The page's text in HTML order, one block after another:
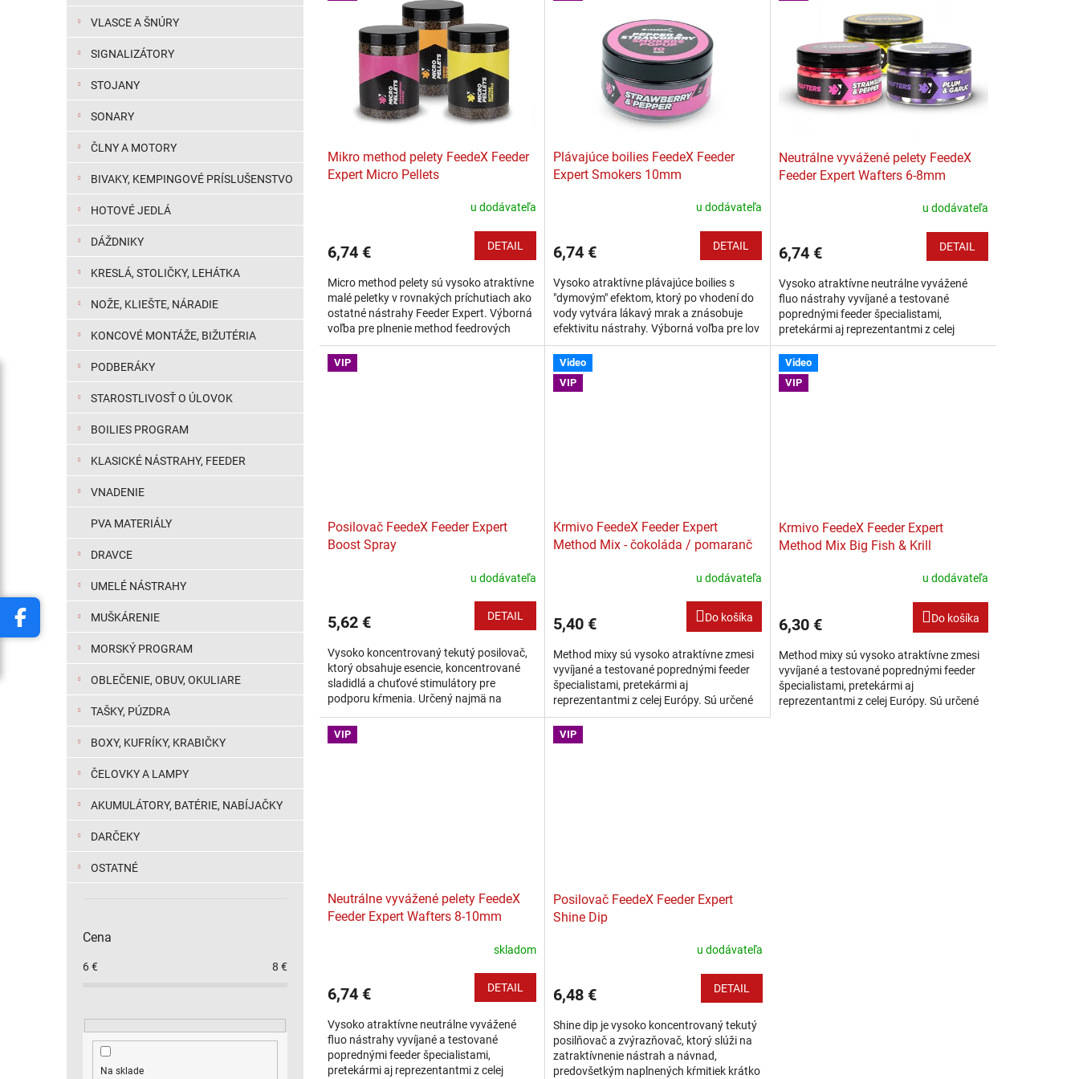
VLASCE A ŠNÚRY
SIGNALIZÁTORY
STOJANY
SONARY
ČLNY A MOTORY
BIVAKY, KEMPINGOVÉ PRÍSLUŠENSTVO
HOTOVÉ JEDLÁ
DÁŽDNIKY
KRESLÁ, STOLIČKY, LEHÁTKA
NOŽE, KLIEŠTE, NÁRADIE
KONCOVÉ MONTÁŽE, BIŽUTÉRIA
PODBERÁKY
STAROSTLIVOSŤ O ÚLOVOK
BOILIES PROGRAM
KLASICKÉ NÁSTRAHY, FEEDER
VNADENIE
PVA MATERIÁLY
DRAVCE
UMELÉ NÁSTRAHY
MUŠKÁRENIE
MORSKÝ PROGRAM
OBLEČENIE, OBUV, OKULIARE
TAŠKY, PÚZDRA
BOXY, KUFRÍKY, KRABIČKY
ČELOVKY A LAMPY
AKUMULÁTORY, BATÉRIE, NABÍJAČKY
DARČEKY
OSTATNÉ
Cena
6€ 8 €
Na sklade
Mikro method pelety FeedeX Feeder
Expert Micro Pellets
u dodávateľa
6,74 € DETAIL
Micro method pelety sú vysoko atraktívne
malé peletky v rovnakých príchutiach ako
ostatné nástrahy Feeder Expert. Výborná
voľba pre plnenie method feedrových
krmítok. Mikro pelety majú vysoko...
Plávajúce boilies FeedeX Feeder
Expert Smokers 10mm
u dodávateľa
6,74 € DETAIL
Vysoko atraktívne plávajúce boilies s
"dymovým" efektom, ktorý po vhodení do
vody vytvára lákavý mrak a znásobuje
efektivitu nástrahy. Výborná voľba pre lov
na feeder, method feeder, krátkodobý...
Neutrálne vyvážené pelety FeedeX
Feeder Expert Wafters 6-8mm
u dodávateľa
6,74 € DETAIL
Vysoko atraktívne neutrálne vyvážené
fluo nástrahy vyvíjané a testované
poprednými feeder špecialistami,
pretekármi aj reprezentantmi z celej
Európy. Neutrálne vyvážené nástrahy v
tvare valčeka...
VIP
Posilovač FeedeX Feeder Expert
Boost Spray
u dodávateľa
5,62 € DETAIL
Vysoko koncentrovaný tekutý posilovač,
ktorý obsahuje esencie, koncentrované
sladidlá a chuťové stimulátory pre
podporu kŕmenia. Určený najmä na
method feeder a...
Video
VIP
Krmivo FeedeX Feeder Expert
Method Mix - čokoláda / pomaranč
u dodávateľa
5,40 € Do košíka
Method mixy sú vysoko atraktívne zmesi
vyvíjané a testované poprednými feeder
špecialistami, pretekármi aj
reprezentantmi z celej Európy. Sú určené
pre plnenie do method feeder krmítiek.
Zloženie...
Video
VIP
Krmivo FeedeX Feeder Expert
Method Mix Big Fish & Krill
u dodávateľa
6,30 € Do košíka
Method mixy sú vysoko atraktívne zmesi
vyvíjané a testované poprednými feeder
špecialistami, pretekármi aj
reprezentantmi z celej Európy. Sú určené
VIP
Neutrálne vyvážené pelety FeedeX
Feeder Expert Wafters 8-10mm
skladom
6,74 € DETAIL
Vysoko atraktívne neutrálne vyvážené
fluo nástrahy vyvíjané a testované
poprednými feeder špecialistami,
pretekármi aj reprezentantmi z celej
VIP
Posilovač FeedeX Feeder Expert
Shine Dip
u dodávateľa
6,48 € DETAIL
Shine dip je vysoko koncentrovaný tekutý
posilňovač a zvýrazňovač, ktorý slúži na
zatraktívnenie nástrah a návnad,
predovšetkým naplnených kŕmitiek krátko